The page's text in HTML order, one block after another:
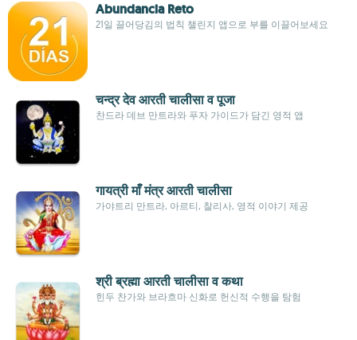
Abundancia Reto
21일 끌어당김의 법칙 챌린지 앱으로 부를 이끌어보세요
चन्द्र देव आरती चालीसा व पूजा
찬드라 데브 만트라와 푸자 가이드가 담긴 영적 앱
गायत्री माँ मंत्र आरती चालीसा
가야트리 만트라, 아르티, 찰리사, 영적 이야기 제공
श्री ब्रह्मा आरती चालीसा व कथा
힌두 찬가와 브라흐마 신화로 헌신적 수행을 탐험